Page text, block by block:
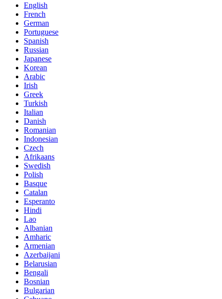
English
French
German
Portuguese
Spanish
Russian
Japanese
Korean
Arabic
Irish
Greek
Turkish
Italian
Danish
Romanian
Indonesian
Czech
Afrikaans
Swedish
Polish
Basque
Catalan
Esperanto
Hindi
Lao
Albanian
Amharic
Armenian
Azerbaijani
Belarusian
Bengali
Bosnian
Bulgarian